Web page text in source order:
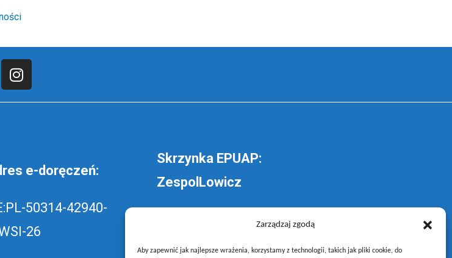
Zarządzaj zgodą
Aby zapewnić jak najlepsze wrażenia, korzystamy z technologii, takich jak pliki cookie, do
e-doręczeń:
50314-42940-
26
Skrzynka EPUAP:
ZespolLowicz
wyślij pismo ogólne do
szkoły –
poprzez gov.pl